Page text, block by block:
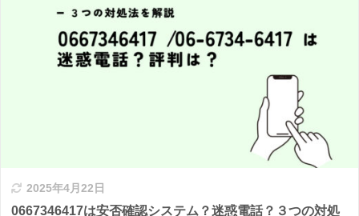
2025年4月22日
0667346417は安否確認システム？迷惑電話？３つの対処